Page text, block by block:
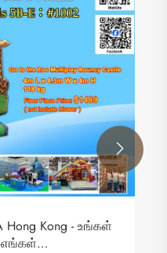
Hong Kong - உங்கள்
எங்கள்
